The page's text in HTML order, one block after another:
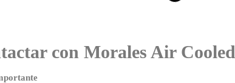
con Morales Air Cooled